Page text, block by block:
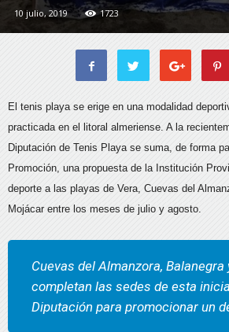
10 julio, 2019 1723
El tenis playa se erige en una modalidad
practicada en el litoral almeriense. A la
Diputación de Tenis Playa se suma, de forma
Promoción, una propuesta de la Institución
deporte a las playas de Vera, Cuevas del
Mojácar entre los meses de julio y agosto.
Cuevas del Almanzora,
completan las sedes de esta
Diputación para promocionar un